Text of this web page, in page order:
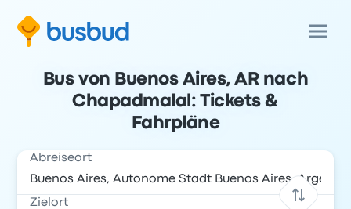
Bus von Buenos Aires, AR nach
Chapadmalal: Tickets &
Fahrpläne
Abreiseort
Zielort